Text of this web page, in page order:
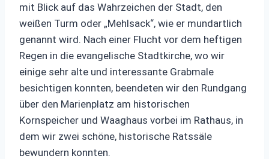
mit Blick auf das Wahrzeichen der Stadt, den
weißen Turm oder „Mehlsack“, wie er mundartlich
genannt wird. Nach einer Flucht vor dem heftigen
Regen in die evangelische Stadtkirche, wo wir
einige sehr alte und interessante Grabmale
besichtigen konnten, beendeten wir den Rundgang
über den Marienplatz am historischen
Kornspeicher und Waaghaus vorbei im Rathaus, in
dem wir zwei schöne, historische Ratssäle
bewundern konnten.